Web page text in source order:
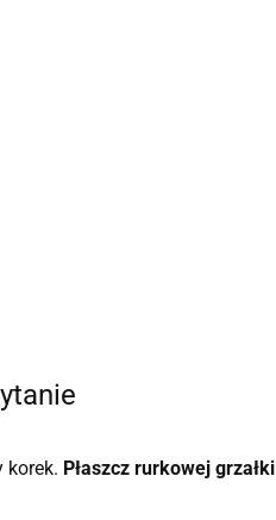
korek. Płaszcz rurkowej grzałki